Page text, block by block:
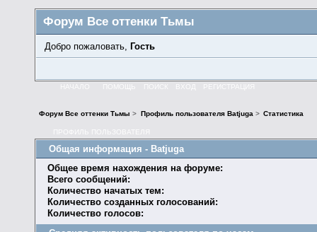
Форум Все оттенки Тьмы
Добро пожаловать, Гость
НАЧАЛО ПОМОЩЬ ПОИСК ВХОД РЕГИСТРАЦИЯ
Форум Все оттенки Тьмы > Профиль пользователя Batjuga > Статистика
ПРОФИЛЬ ПОЛЬЗОВАТЕЛЯ
Общая информация - Batjuga
Общее время нахождения на форуме:
Всего сообщений:
Количество начатых тем:
Количество созданных голосований:
Количество голосов: